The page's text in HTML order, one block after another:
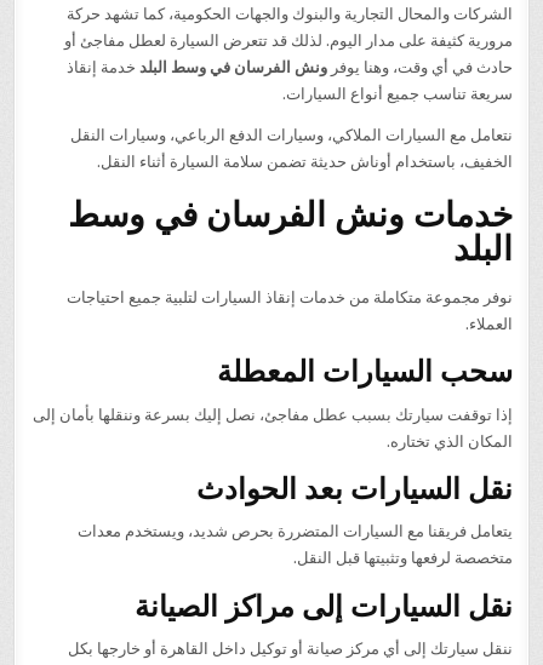
الشركات والمحال التجارية والبنوك والجهات الحكومية، كما تشهد حركة
مرورية كثيفة على مدار اليوم. لذلك قد تتعرض السيارة لعطل مفاجئ أو
حادث في أي وقت، وهنا يوفرونش الفرسان في وسط البلد خدمة إنقاذ
سريعة تناسب جميع أنواع السيارات.
نتعامل مع السيارات الملاكي، وسيارات الدفع الرباعي، وسيارات النقل
الخفيف، باستخدام أوناش حديثة تضمن سلامة السيارة أثناء النقل.
خدمات ونش الفرسان في وسط
البلد
نوفر مجموعة متكاملة من خدمات إنقاذ السيارات لتلبية جميع احتياجات
العملاء.
سحب السيارات المعطلة
إذا توقفت سيارتك بسبب عطل مفاجئ، نصل إليك بسرعة وننقلها بأمان إلى
المكان الذي تختاره.
نقل السيارات بعد الحوادث
يتعامل فريقنا مع السيارات المتضررة بحرص شديد، ويستخدم معدات
متخصصة لرفعها وتثبيتها قبل النقل.
نقل السيارات إلى مراكز الصيانة
ننقل سيارتك إلى أي مركز صيانة أو توكيل داخل القاهرة أو خارجها بكل